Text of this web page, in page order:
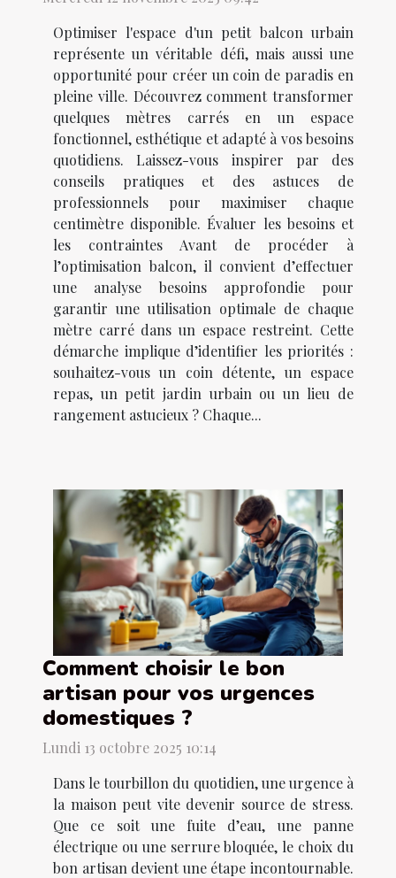
Optimiser l'espace d'un petit balcon urbain
représente un véritable défi, mais aussi une
opportunité pour créer un coin de paradis en
pleine ville. Découvrez comment transformer
quelques mètres carrés en un espace
fonctionnel, esthétique et adapté à vos besoins
quotidiens. Laissez-vous inspirer par des
conseils pratiques et des astuces de
professionnels pour maximiser chaque
centimètre disponible. Évaluer les besoins et
les contraintes Avant de procéder à
l’optimisation balcon, il convient d’effectuer
une analyse besoins approfondie pour
garantir une utilisation optimale de chaque
mètre carré dans un espace restreint. Cette
démarche implique d’identifier les priorités :
souhaitez-vous un coin détente, un espace
repas, un petit jardin urbain ou un lieu de
rangement astucieux ? Chaque...
Comment choisir le bon
artisan pour vos urgences
domestiques ?
Lundi 13 octobre 2025 10:14
Dans le tourbillon du quotidien, une urgence à
la maison peut vite devenir source de stress.
Que ce soit une fuite d’eau, une panne
électrique ou une serrure bloquée, le choix du
bon artisan devient une étape incontournable.